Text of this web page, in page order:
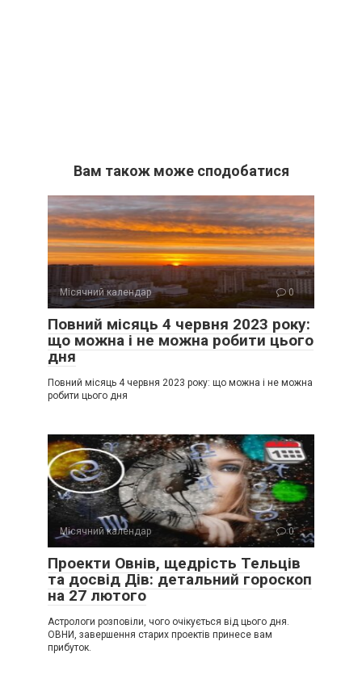
Вам також може сподобатися
Місячний календар 0
Повний місяць 4 червня 2023 року:
що можна і не можна робити цього
дня
Повний місяць 4 червня 2023 року: що можна і не можна
робити цього дня
Місячний календар 0
Проекти Овнів, щедрість Тельців
та досвід Дів: детальний гороскоп
на 27 лютого
Астрологи розповіли, чого очікується від цього дня.
ОВНИ, завершення старих проектів принесе вам
прибуток.